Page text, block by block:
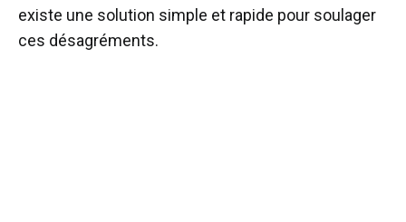
existe une solution simple et rapide pour soulager
ces désagréments.